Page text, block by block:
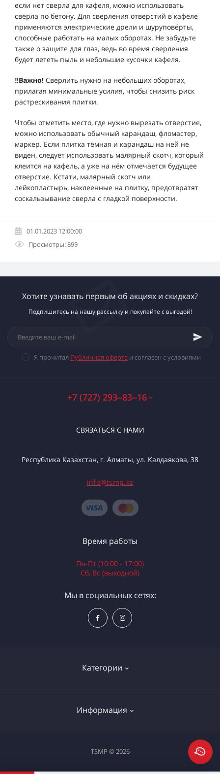
если нет сверла для кафеля, можно использовать
свёрла по бетону. Для сверления отверстий в кафеле
применяются электрические дрели и шуруповёрты,
способные работать на малых оборотах. Не забудьте
также о защите для глаз, ведь во время сверления
будет лететь пыль и небольшие кусочки кафеля.
‼️Важно! Сверлить нужно на небольших оборотах,
прилагая минимальные усилия, чтобы снизить риск
растрескивания плитки.
Чтобы отметить место, где нужно вырезать отверстие,
можно использовать обычный карандаш, фломастер,
маркер. Если плитка тёмная и карандаш на ней не
виден, следует использовать малярный скотч, который
клеится на кафель, а уже на нём отмечается будущее
отверстие. Кстати, малярный скотч или
лейкопластырь, наклеенные на плитку, предотвратят
соскальзывание сверла с гладкой поверхности.
01.01.2023 12:00:00
Просмотры: 899
Хотите узнавать первым об акциях и скидках?
Подпишитесь на нашу рассылку и покупайте с выгодой!
Я прочитал Публичная оферта и согласен с условиями
+7 (727) 293‒83‒16
СВЯЗАТЬСЯ С НАМИ
Республика Казахстан, г. Алматы, ул. Калдаякова, 38
info@tsmp.kz
Категории
Электроинструменты
Информация
Доставка и оплата
Время работы
Пн-Пт (10:00 - 17:00)
Сб, Вс (выходной)
Мы в социальных сетях:
TSMP © 2026